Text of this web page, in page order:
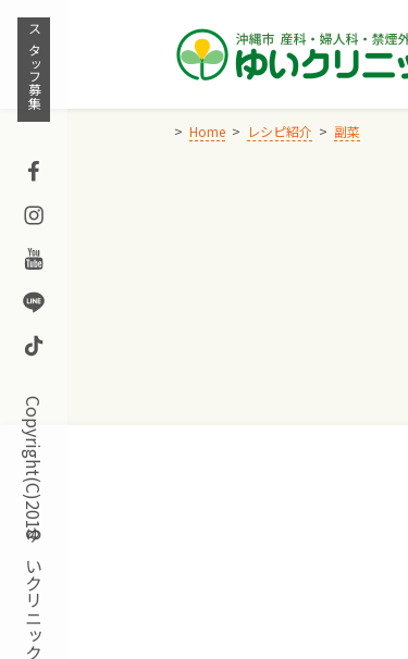
Skip
content
スタッフ募集
Facebook
Instagram
Youtube
Line
TikTok
Home レシピ紹介 副菜